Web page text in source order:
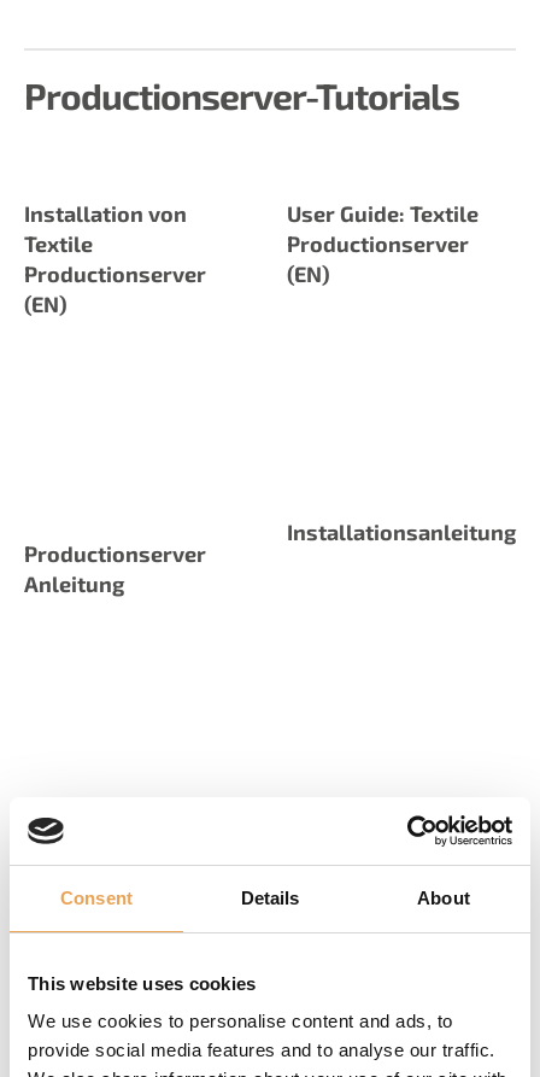
Consent Details About
This website uses cookies
We use cookies to personalise content and ads, to
provide social media features and to analyse our traffic.
Productionserver-Tutorials
Installation von
Textile
Productionserver
(EN)
Productionserver
Anleitung
User Guide: Textile
Productionserver
(EN)
Installationsanleitung
Videotutorial Out of
Gamut Module
Videotutorial
Fingerprint Module